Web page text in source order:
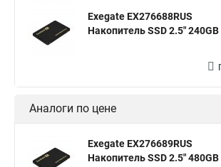
Exegate EX276688RUS
Накопитель SSD 2.5" 240GB
Аналоги по цене
Exegate EX276689RUS
Накопитель SSD 2.5" 480GB